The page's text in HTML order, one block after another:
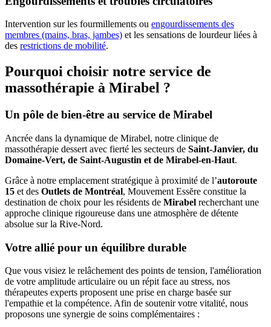
Intervention sur les fourmillements ou engourdissements des
membres (mains, bras, jambes) et les sensations de lourdeur liées à
des restrictions de mobilité.
Pourquoi choisir notre service de
massothérapie à Mirabel ?
Un pôle de bien-être au service de Mirabel
Ancrée dans la dynamique de Mirabel, notre clinique de
massothérapie dessert avec fierté les secteurs de Saint-Janvier, du
Domaine-Vert, de Saint-Augustin et de Mirabel-en-Haut.
Grâce à notre emplacement stratégique à proximité de l’autoroute
15 et des Outlets de Montréal, Mouvement Essĕre constitue la
destination de choix pour les résidents de Mirabel recherchant une
approche clinique rigoureuse dans une atmosphère de détente
absolue sur la Rive-Nord.
Votre allié pour un équilibre durable
Que vous visiez le relâchement des points de tension, l'amélioration
de votre amplitude articulaire ou un répit face au stress, nos
thérapeutes experts proposent une prise en charge basée sur
l'empathie et la compétence. Afin de soutenir votre vitalité, nous
proposons une synergie de soins complémentaires :